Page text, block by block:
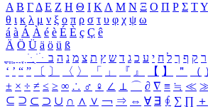
Α Β ΓΔ Ε Ζ Η Θ Ι ΚΛ Μ Ν Ξ Ο Π Ρ Σ ΤΥ
θ ι κ λ μ ν ξ ο π ρ σ τ υ φ χ ψ ω
á à Á À é è É È ç Ç ê
Ä Ö Ü ä ö ü ß
ִֶֹ ֻּ ׁׂ ר ק ף ך ל ח י ע כ ג ד ש ץ ת צ מ נ ה ב
‘ ’ “ ” 〔 〕 〈 〉 「 」 『 』 【 】 ＂ （
± × ÷ ≠ ≤ ≥ ∞ ∴ ♂ ♀ ∠ ⊥ ⌒ ∂ ∇ ≡ ≒ ≪
⊆ ⊇ ⊂ ⊃ ∪ ∩ ∧ ∨ ￢ ⇒ ⇔ ∀ ∃ ∮ ∑ ∏ ＋